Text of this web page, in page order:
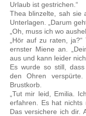
Urlaub ist gestrichen.“
Thea blinzelte, sah sie
Unterlagen. „Darum
„Oh, muss ich wo
„Hör auf zu raten,
ernster Miene an.
aus und kann leider
Es wurde so still,
den Ohren
Brustkorb.
„Tut mir leid, Emilia.
erfahren. Es hat nichts
Das versichere ich dir.